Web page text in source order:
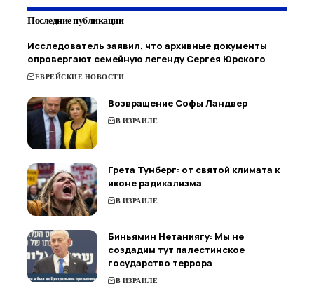
Последние публикации
Исследователь заявил, что архивные документы
опровергают семейную легенду Сергея Юрского
ЕВРЕЙСКИЕ НОВОСТИ
Возвращение Софы Ландвер
В ИЗРАИЛЕ
Грета Тунберг: от святой климата к
иконе радикализма
В ИЗРАИЛЕ
Биньямин Нетаниягу: Мы не
создадим тут палестинское
государство террора
В ИЗРАИЛЕ